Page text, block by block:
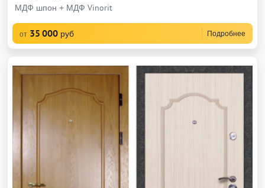
МДФ шпон + МДФ Vinorit
от 35 000 руб Подробнее